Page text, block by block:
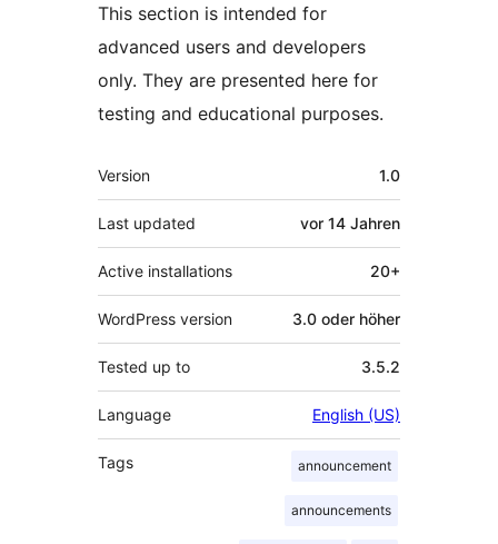
This section is intended for
advanced users and developers
only. They are presented here for
testing and educational purposes.
Meta
Version 1.0
Last updated vor 14 Jahren
Active installations 20+
WordPress version 3.0 oder höher
Tested up to 3.5.2
Language English (US)
Tags announcement
announcements